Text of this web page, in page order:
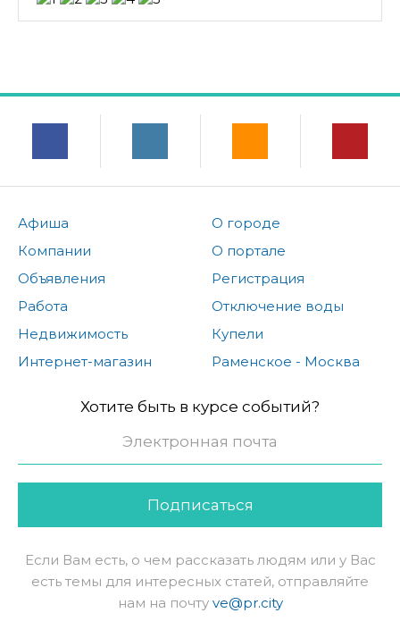
Афиша
Компании
Объявления
Работа
Недвижимость
Интернет-магазин
О городе
О портале
Регистрация
Отключение воды
Купели
Раменское - Москва
Хотите быть в курсе событий?
Подписаться
Если Вам есть, о чем рассказать людям или у Вас
есть темы для интересных статей, отправляйте
нам на почту ve@pr.city